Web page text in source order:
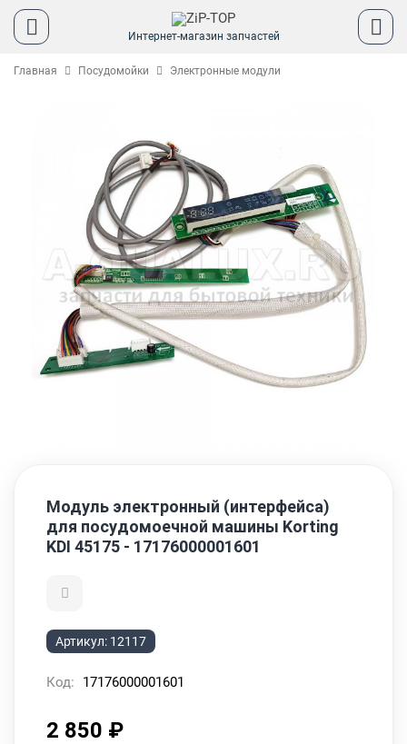
Интернет-магазин запчастей
Главная Посудомойки Электронные модули
Модуль электронный (интерфейса)
для посудомоечной машины Korting
KDI 45175 - 17176000001601
Артикул: 12117
Код: 17176000001601
2 850 ₽